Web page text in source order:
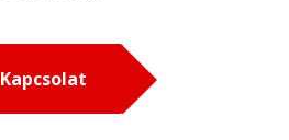
Kapcsolat